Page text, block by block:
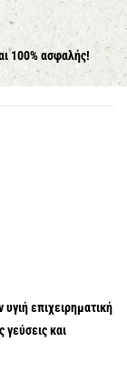
100% ασφαλής!
επιχειρηματική
γεύσεις και